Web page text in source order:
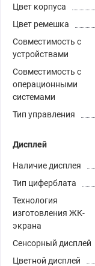
Цвет корпуса
Цвет ремешка
Совместимость с
устройствами
Совместимость с
операционными
системами
Тип управления
Дисплей
Наличие дисплея
Тип циферблата
Технология
изготовления ЖК-
экрана
Сенсорный дисплей
Цветной дисплей